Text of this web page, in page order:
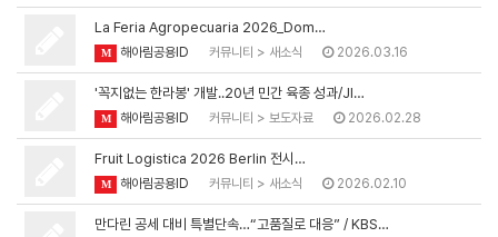
La Feria Agropecuaria 2026_Dom…
M 해아림공용ID 커뮤니티 > 새소식 2026.03.16
'꼭지없는 한라봉' 개발..20년 민간 육종 성과/JI…
M 해아림공용ID 커뮤니티 > 보도자료 2026.02.28
Fruit Logistica 2026 Berlin 전시…
M 해아림공용ID 커뮤니티 > 새소식 2026.02.10
만다린 공세 대비 특별단속…“고품질로 대응” / KBS…